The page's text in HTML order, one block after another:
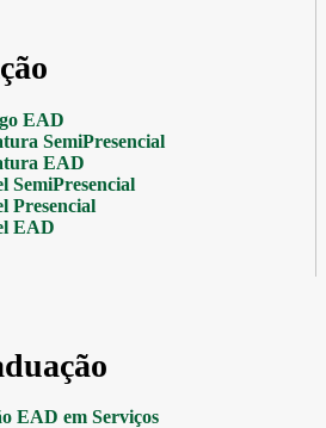
EAD
SemiPresencial
EAD
SemiPresencial
Presencial
EAD
EAD em Serviços